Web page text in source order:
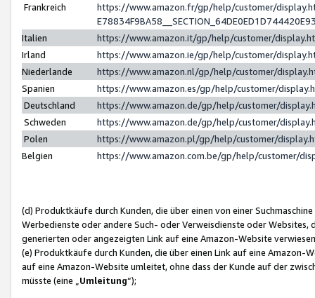
Frankreich
https://www.amazon.fr/gp/help/customer/
Italien
https://www.amazon.it/gp/help/customer/
Irland
https://www.amazon.ie/gp/help/customer/
Niederlande
https://www.amazon.nl/gp/help/customer/
Spanien
https://www.amazon.es/gp/help/customer/
Deutschland
https://www.amazon.de/gp/help/customer/
Schweden
https://www.amazon.de/gp/help/customer/
Polen
https://www.amazon.pl/gp/help/customer/
Belgien
https://www.amazon.com.be/gp/help/customer/
(d) Produktkäufe durch Kunden, die über einen von einer
Werbedienste oder andere Such- oder Verweisdienste oder Websites,
generierten oder angezeigten Link auf eine Amazon-Website
(e) Produktkäufe durch Kunden, die über einen Link auf eine
auf eine Amazon-Website umleitet, ohne dass der Kunde auf der
müsste (eine „ Umleitung“);